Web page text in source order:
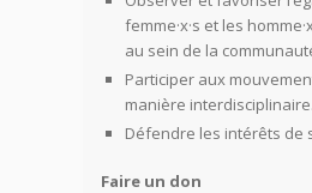
femme·x·s et les
au sein de la
Participer aux
manière interdisciplinaire.
Défendre les intérêts de
Faire un don